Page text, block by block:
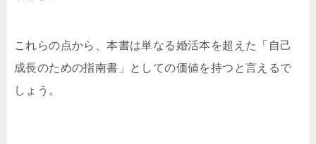
これらの点から、本書は単なる婚活本を超えた「自己
成長のための指南書」としての価値を持つと言えるで
しょう。